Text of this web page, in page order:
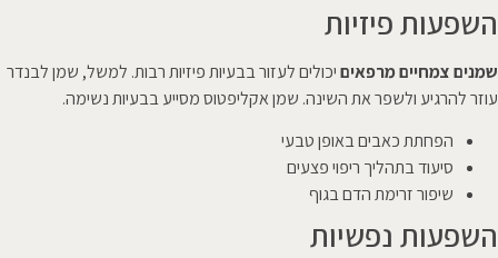
השפעות פיזיות
שמנים צמחיים מרפאיםיכולים לעזור בבעיות פיזיות רבות. למשל, שמן לבנדר
עוזר להרגיע ולשפר את השינה. שמן אקליפטוס מסייע בבעיות נשימה.
הפחתת כאבים באופן טבעי
סיעוד בתהליך ריפוי פצעים
שיפור זרימת הדם בגוף
השפעות נפשיות